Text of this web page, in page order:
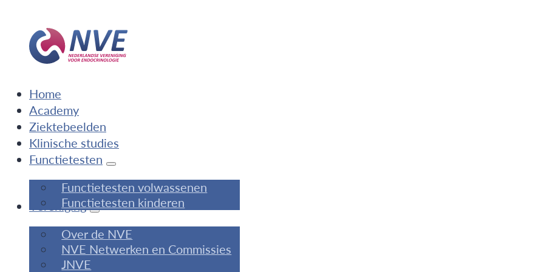
Home
Academy
Ziektebeelden
Klinische studies
Functietesten
Functietesten volwassenen
Functietesten kinderen
Vereniging
Over de NVE
NVE Netwerken en Commissies
JNVE